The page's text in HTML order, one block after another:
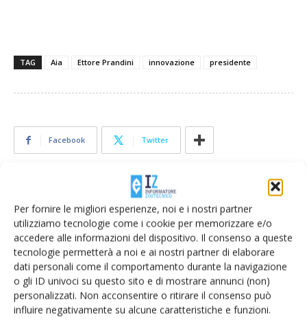
Per fornire le migliori esperienze, noi e i nostri partner
utilizziamo tecnologie come i cookie per memorizzare e/o
accedere alle informazioni del dispositivo. Il consenso a queste
tecnologie permetterà a noi e ai nostri partner di elaborare
dati personali come il comportamento durante la navigazione
o gli ID univoci su questo sito e di mostrare annunci (non)
personalizzati. Non acconsentire o ritirare il consenso può
influire negativamente su alcune caratteristiche e funzioni.
TAG Aia Ettore Prandini innovazione presidente
Facebook Twitter
Bresciangrana ferma il ritiro del latte e
la produzione fino al 31 agosto
Paolo Giorgi eletto presidente dell’Arat
per il mandato 2026-2030